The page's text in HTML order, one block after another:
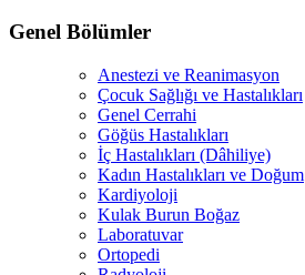
Genel Bölümler
Anestezi ve Reanimasyon
Çocuk Sağlığı ve Hastalıkları
Genel Cerrahi
Göğüs Hastalıkları
İç Hastalıkları (Dâhiliye)
Kadın Hastalıkları ve Doğum
Kardiyoloji
Kulak Burun Boğaz
Laboratuvar
Ortopedi